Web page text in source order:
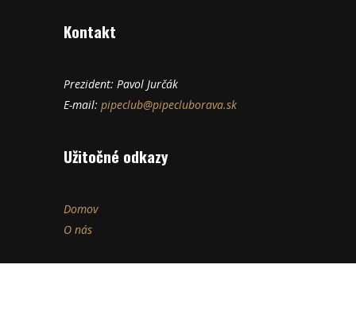
Kontakt
Prezident: Pavol Jurčák
E-mail: pipeclub@pipecluborava.sk
Užitočné odkazy
Domov
O nás